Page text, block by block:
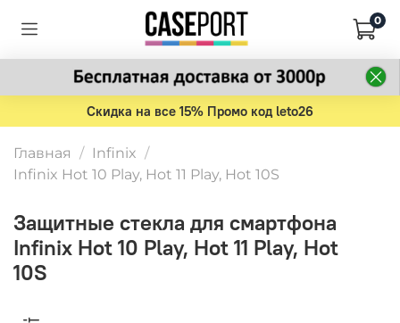
0
Скидка на все 15% Промо код leto26
Главная
Infinix
Infinix Hot 10 Play, Hot 11 Play, Hot 10S
Защитные стекла для смартфона
Infinix Hot 10 Play, Hot 11 Play, Hot
10S